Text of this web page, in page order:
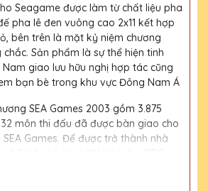
Seagame được làm từ chất liệu pha
pha lê đen vuông cao 2x11 kết hợp
bên trên là mặt kỷ niệm chương
Sản phẩm là sự thể hiện tinh
giao lưu hữu nghị hợp tác cũng
bạn bè trong khu vực Đông Nam Á
SEA Games 2003 gồm 3.875
môn thi đấu đã được bàn giao cho
Games. Để được trở thành nhà